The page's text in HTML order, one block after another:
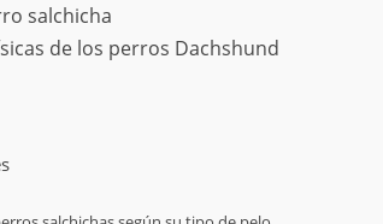
salchicha
de los perros Dachshund